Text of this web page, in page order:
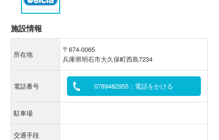
施設情報
所在地
〒674-0065
兵庫県明石市大久保町西島7234
電話番号 0789482955：電話をかける
駐車場
交通手段